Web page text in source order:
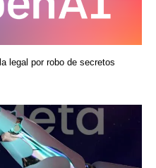
legal por robo de secretos